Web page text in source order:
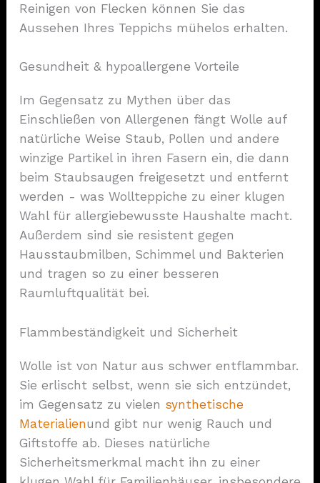
Reinigen von Flecken können Sie das
Aussehen Ihres Teppichs mühelos erhalten.
Gesundheit & hypoallergene Vorteile
Im Gegensatz zu Mythen über das
Einschließen von Allergenen fängt Wolle auf
natürliche Weise Staub, Pollen und andere
winzige Partikel in ihren Fasern ein, die dann
beim Staubsaugen freigesetzt und entfernt
werden - was Wollteppiche zu einer klugen
Wahl für allergiebewusste Haushalte macht.
Außerdem sind sie resistent gegen
Hausstaubmilben, Schimmel und Bakterien
und tragen so zu einer besseren
Raumluftqualität bei.
Flammbeständigkeit und Sicherheit
Wolle ist von Natur aus schwer entflammbar.
Sie erlischt selbst, wenn sie sich entzündet,
im Gegensatz zu vielen synthetische
Materialienund gibt nur wenig Rauch und
Giftstoffe ab. Dieses natürliche
Sicherheitsmerkmal macht ihn zu einer